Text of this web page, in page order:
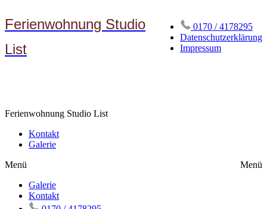
0170 / 4178295
Datenschutzerklärung
Impressum
Ferienwohnung Studio
List
Ferienwohnung Studio List
Kontakt
Galerie
Menü
Menü
Galerie
Kontakt